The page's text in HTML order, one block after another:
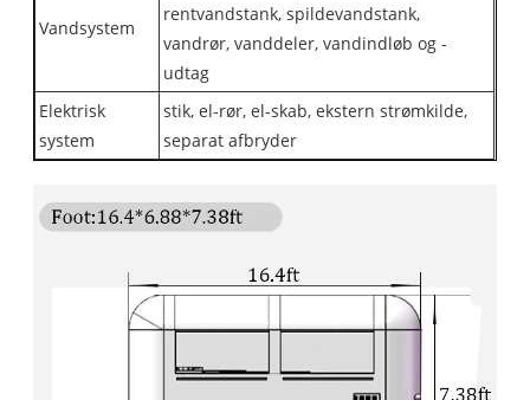
Vandsystem
rentvandstank, spildevandstank,
vandrør, vanddeler, vandindløb og -
udtag
Elektrisk
system
stik, el-rør, el-skab, ekstern strømkilde,
separat afbryder